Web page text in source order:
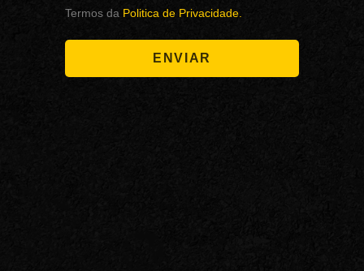
Termos da Politica de Privacidade.
ENVIAR